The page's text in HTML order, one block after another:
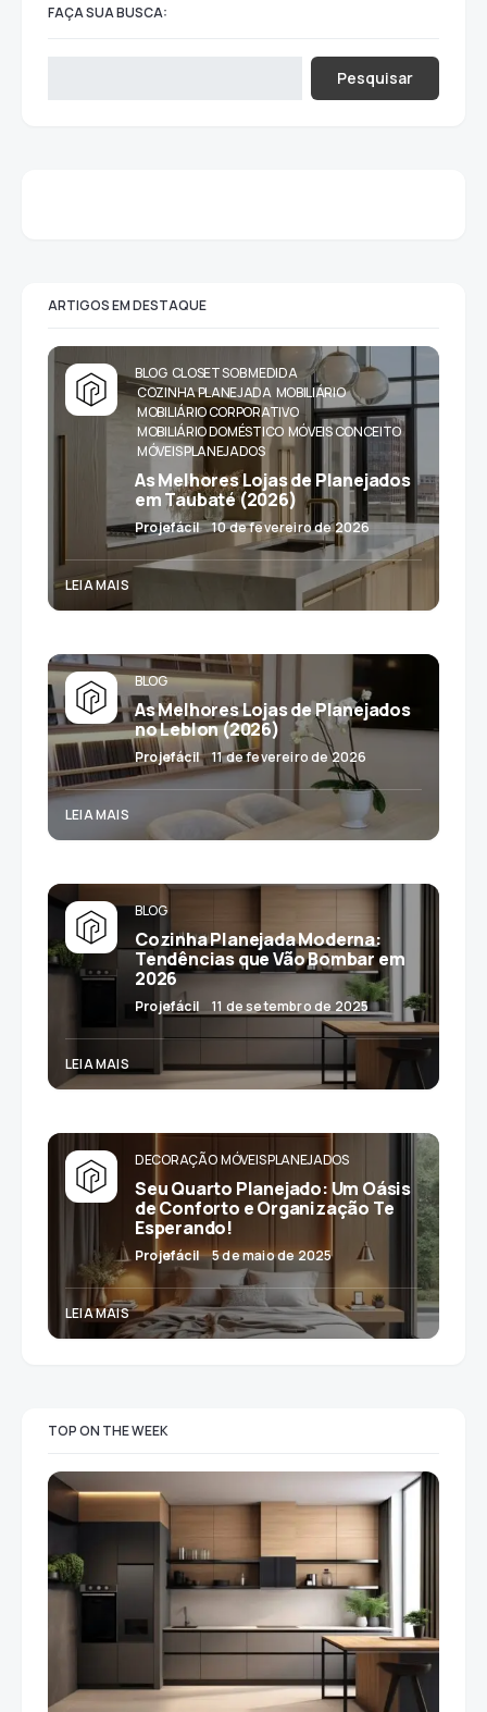
FAÇA SUA BUSCA:
Pesquisar
ARTIGOS EM DESTAQUE
BLOG CLOSET SOB MEDIDA
COZINHA PLANEJADA MOBILIÁRIO
MOBILIÁRIO CORPORATIVO
MOBILIÁRIO DOMÉSTICO MÓVEIS CONCEITO
MÓVEIS PLANEJADOS
As Melhores Lojas de Planejados
em Taubaté (2026)
Projefácil 10 de fevereiro de 2026
LEIA MAIS
BLOG
As Melhores Lojas de Planejados
no Leblon (2026)
Projefácil 11 de fevereiro de 2026
LEIA MAIS
BLOG
Cozinha Planejada Moderna:
Tendências que Vão Bombar em
2026
Projefácil 11 de setembro de 2025
LEIA MAIS
DECORAÇÃO MÓVEIS PLANEJADOS
Seu Quarto Planejado: Um Oásis
de Conforto e Organização Te
Esperando!
Projefácil 5 de maio de 2025
LEIA MAIS
TOP ON THE WEEK